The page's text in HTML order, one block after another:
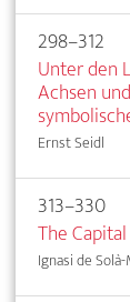
298–312
Unter den
Achsen
Ernst Seidl
313–330
The
Ignasi de